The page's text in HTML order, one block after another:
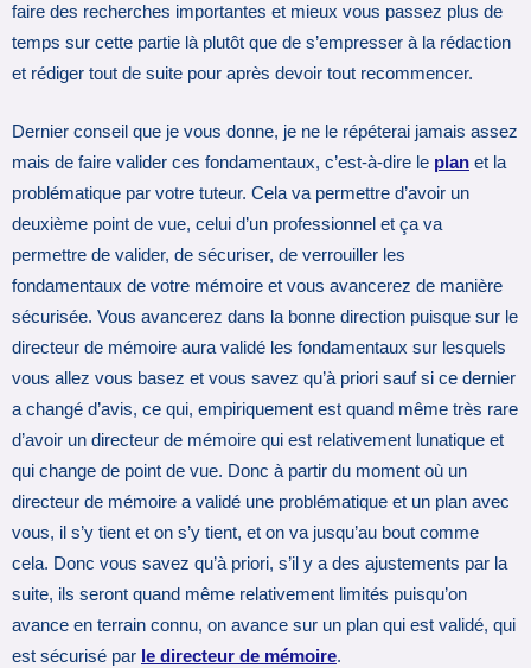
faire des recherches importantes et mieux vous passez plus de
temps sur cette partie là plutôt que de s’empresser à la rédaction
et rédiger tout de suite pour après devoir tout recommencer.
Dernier conseil que je vous donne, je ne le répéterai jamais assez
mais de faire valider ces fondamentaux, c’est-à-dire le plan et la
problématique par votre tuteur. Cela va permettre d’avoir un
deuxième point de vue, celui d’un professionnel et ça va
permettre de valider, de sécuriser, de verrouiller les
fondamentaux de votre mémoire et vous avancerez de manière
sécurisée. Vous avancerez dans la bonne direction puisque sur le
directeur de mémoire aura validé les fondamentaux sur lesquels
vous allez vous basez et vous savez qu’à priori sauf si ce dernier
a changé d’avis, ce qui, empiriquement est quand même très rare
d’avoir un directeur de mémoire qui est relativement lunatique et
qui change de point de vue. Donc à partir du moment où un
directeur de mémoire a validé une problématique et un plan avec
vous, il s’y tient et on s’y tient, et on va jusqu’au bout comme
cela. Donc vous savez qu’à priori, s’il y a des ajustements par la
suite, ils seront quand même relativement limités puisqu’on
avance en terrain connu, on avance sur un plan qui est validé, qui
est sécurisé par le directeur de mémoire.